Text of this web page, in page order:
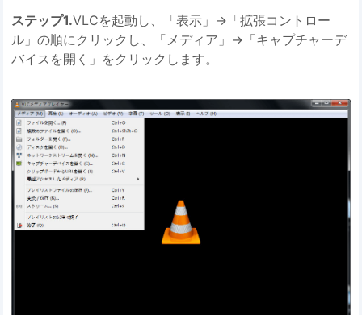
ステップ1.VLCを起動し、「表示」→「拡張コントロー
ル」の順にクリックし、「メディア」→「キャプチャーデ
バイスを開く」をクリックします。